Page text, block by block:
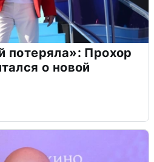
потеряла»: Прохор
о новой